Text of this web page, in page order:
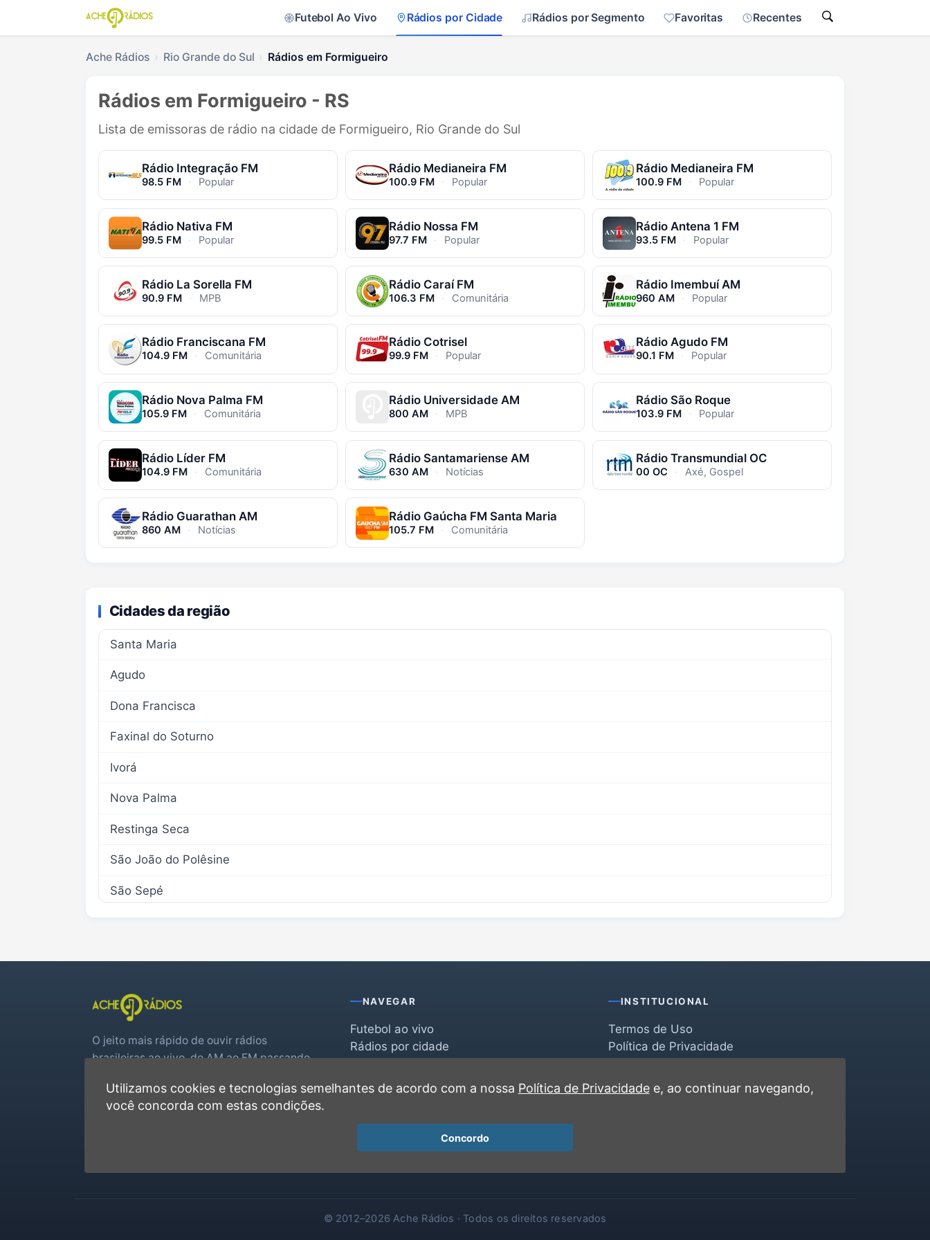
Futebol Ao Vivo Rádios por Cidade Rádios por Segmento Favoritas Recentes
Ache Rádios Rio Grande do Sul Rádios em Formigueiro
Rádios em Formigueiro - RS
Lista de emissoras de rádio na cidade de Formigueiro, Rio Grande do Sul
Rádio Integração FM
98.5 FM · Popular
Rádio Medianeira FM
100.9 FM · Popular
Rádio Medianeira FM
100.9 FM · Popular
Rádio Nativa FM
99.5 FM · Popular
Rádio Nossa FM
97.7 FM · Popular
Rádio Antena 1 FM
93.5 FM · Popular
Rádio La Sorella FM
90.9 FM · MPB
Rádio Caraí FM
106.3 FM · Comunitária
Rádio Imembuí AM
960 AM · Popular
Rádio Franciscana FM
104.9 FM · Comunitária
Rádio Cotrisel
99.9 FM · Popular
Rádio Agudo FM
90.1 FM · Popular
Rádio Nova Palma FM
105.9 FM · Comunitária
Rádio Universidade AM
800 AM · MPB
Rádio São Roque
103.9 FM · Popular
Rádio Líder FM
104.9 FM · Comunitária
Rádio Santamariense AM
630 AM · Notícias
Rádio Transmundial OC
00 OC · Axé, Gospel
Rádio Guarathan AM
860 AM · Notícias
Rádio Gaúcha FM Santa Maria
105.7 FM · Comunitária
Cidades da região
Santa Maria
Agudo
Dona Francisca
Faxinal do Soturno
Ivorá
Nova Palma
Restinga Seca
São João do Polêsine
São Sepé
O jeito mais rápido de ouvir rádios
brasileiras ao vivo, do AM ao FM passando
real.
NAVEGAR
Futebol ao vivo
Rádios por cidade
Favoritas
Recentes
INSTITUCIONAL
Termos de Uso
Política de Privacidade
Contato
© 2012–2026 Ache Rádios · Todos os direitos reservados
Utilizamos cookies e tecnologias semelhantes de acordo com a nossa Política de Privacidadee, ao continuar navegando,
você concorda com estas condições.
Concordo